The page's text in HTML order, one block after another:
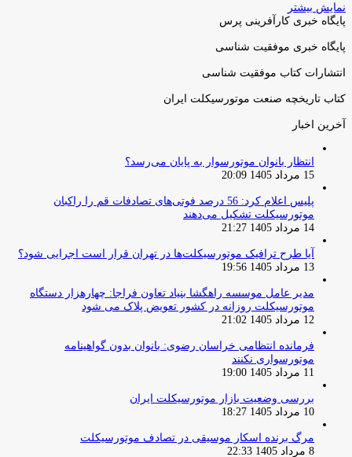
نمایش بیشتر
پایگاه خبری کارآفرینی پرس
پایگاه خبری موفقیت شناسی
انتشارات کتاب موفقیت شناسی
کتاب تاریخچه صنعت موتورسیکلت ایران
آخرین اخبار
انتظار بانوان موتورسوار به پایان می‌رسد؟
15 مرداد 1405 20:09
پلیس اعلام کرد: 56 درصد فوتی‌های تصادفات قم را راکبان
موتورسیکلت تشکیل می‌دهند
14 مرداد 1405 21:27
آیا طرح ترافیک موتورسیکلت‌ها در تهران قرار است اجرایی شود؟
13 مرداد 1405 19:56
مدیر عامل موسسه راهگشا بنیاد تعاون فراجا: چهارهزار دستگاه
موتورسیکلت روزانه در کشور تعویض پلاک می شود
12 مرداد 1405 21:02
فرمانده انتظامی خراسان رضوی: بانوان بدون گواهینامه
موتورسواری نکنند
11 مرداد 1405 19:00
بررسی وضعیت بازار موتورسیکلت ایران
10 مرداد 1405 18:27
مرگ برنده اسکار موسیقی در تصادف موتورسیکلت
8 مرداد 1405 22:33